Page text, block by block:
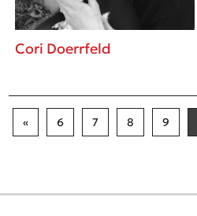
Cori Doerrfeld
« 6 7 8 9